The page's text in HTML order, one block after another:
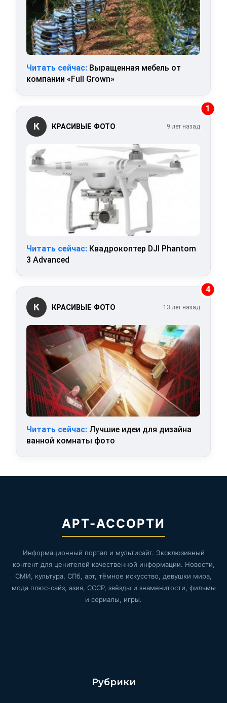
Читать сейчас: Выращенная мебель от
компании «Full Grown»
1
К КРАСИВЫЕ ФОТО 9 лет назад
Читать сейчас: Квадрокоптер DJI Phantom
3 Advanced
4
К КРАСИВЫЕ ФОТО 13 лет назад
Читать сейчас: Лучшие идеи для дизайна
ванной комнаты фото
АРТ-АССОРТИ
Информационный портал и мультисайт. Эксклюзивный
контент для ценителей качественной информации. Новости,
СМИ, культура, СПб, арт, тёмное искусство, девушки мира,
мода плюс-сайз, азия, СССР, звёзды и знаменитости, фильмы
и сериалы, игры.
Рубрики